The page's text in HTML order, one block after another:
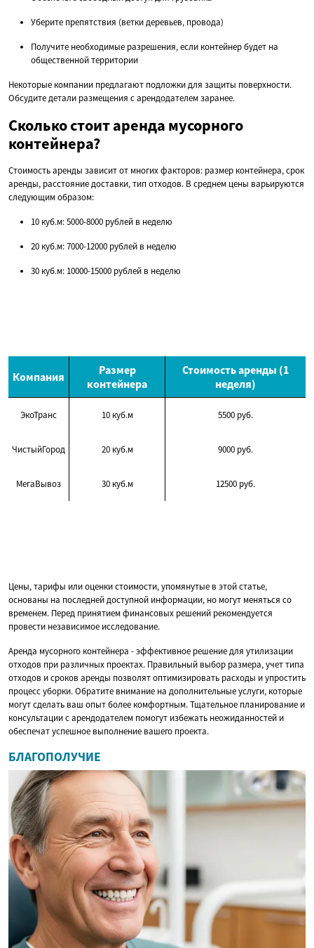
Уберите препятствия (ветки деревьев, провода)
Получите необходимые разрешения, если контейнер будет на
общественной территории
Некоторые компании предлагают подложки для защиты поверхности.
Обсудите детали размещения с арендодателем заранее.
Сколько стоит аренда мусорного
контейнера?
Стоимость аренды зависит от многих факторов: размер контейнера, срок
аренды, расстояние доставки, тип отходов. В среднем цены варьируются
следующим образом:
10 куб.м: 5000-8000 рублей в неделю
20 куб.м: 7000-12000 рублей в неделю
30 куб.м: 10000-15000 рублей в неделю
Компания
Размер
контейнера
Стоимость аренды (1
неделя)
ЭкоТранс 10 куб.м 5500 руб.
ЧистыйГород 20 куб.м 9000 руб.
МегаВывоз 30 куб.м 12500 руб.
Цены, тарифы или оценки стоимости, упомянутые в этой статье,
основаны на последней доступной информации, но могут меняться со
временем. Перед принятием финансовых решений рекомендуется
провести независимое исследование.
Аренда мусорного контейнера - эффективное решение для утилизации
отходов при различных проектах. Правильный выбор размера, учет типа
отходов и сроков аренды позволят оптимизировать расходы и упростить
процесс уборки. Обратите внимание на дополнительные услуги, которые
могут сделать ваш опыт более комфортным. Тщательное планирование и
консультации с арендодателем помогут избежать неожиданностей и
обеспечат успешное выполнение вашего проекта.
БЛАГОПОЛУЧИЕ